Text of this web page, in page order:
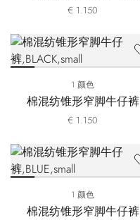
€ 1.150
1 颜色
棉混纺锥形窄脚牛仔裤
€ 1.150
1 颜色
棉混纺锥形窄脚牛仔裤